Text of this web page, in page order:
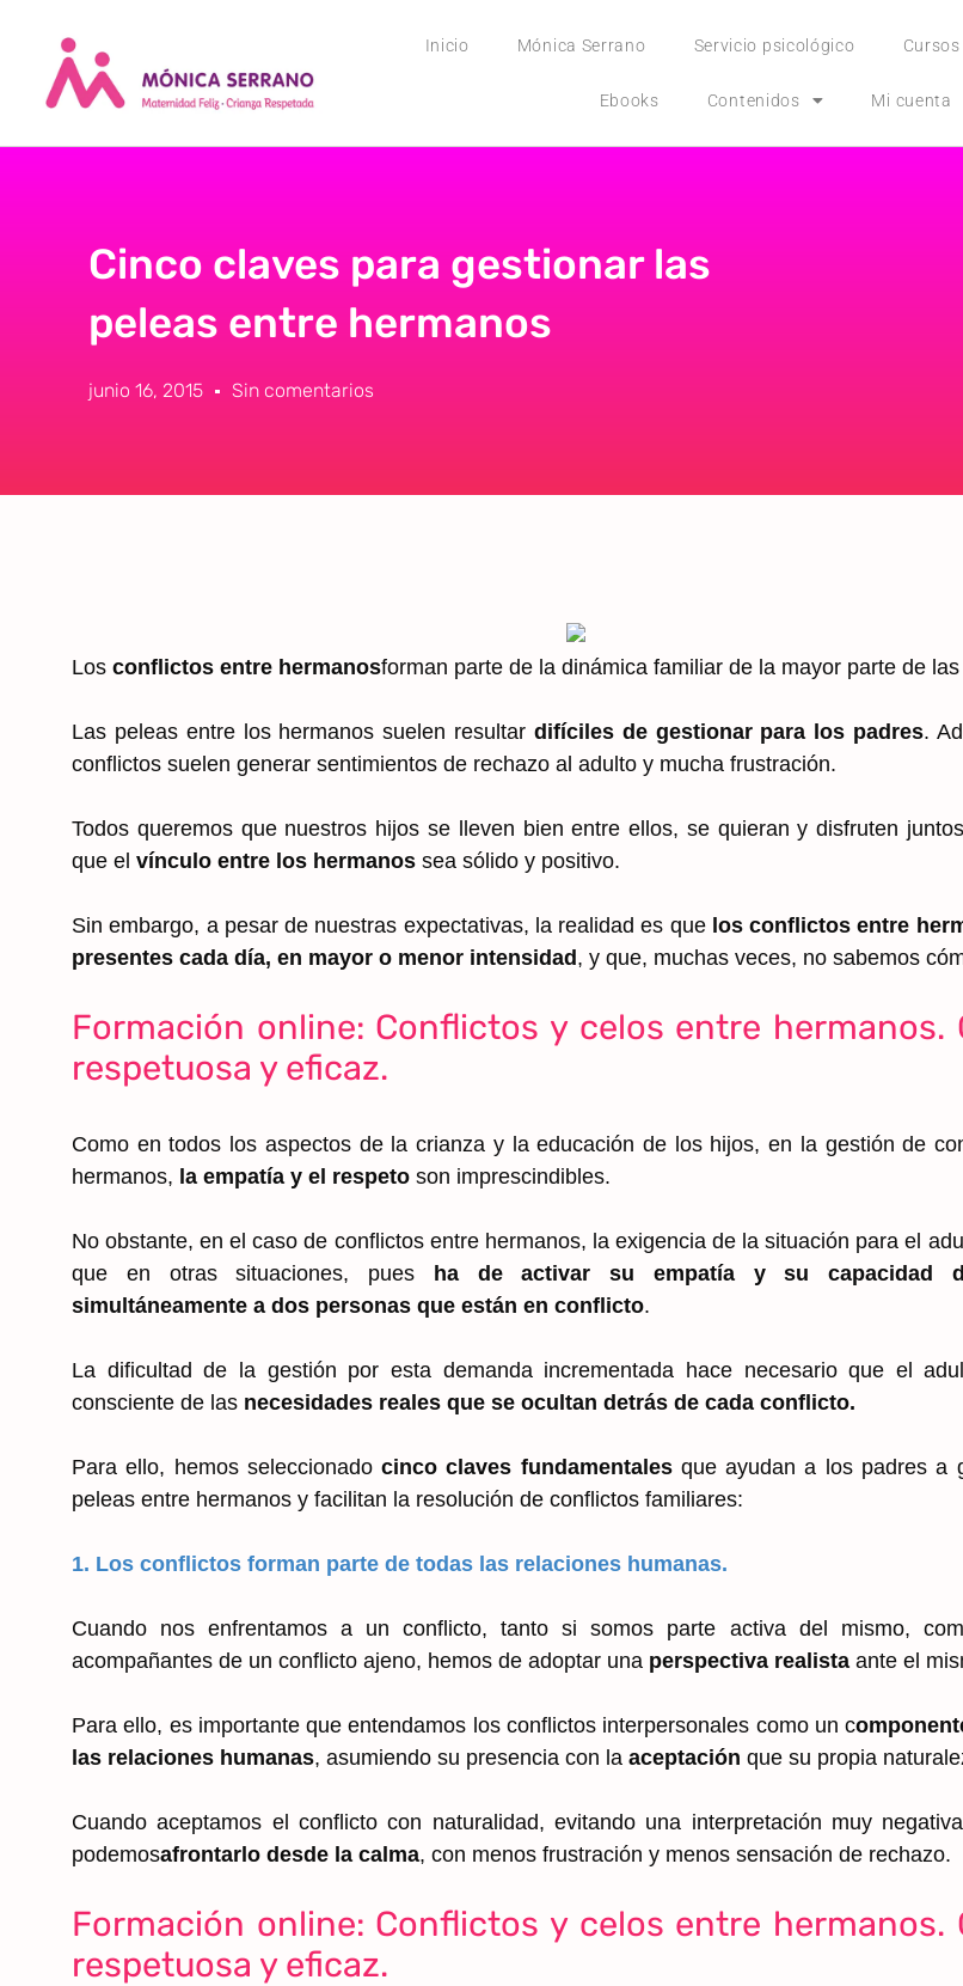
Inicio Mónica Serrano Servicio psicológico
Ebooks Contenidos Mi cuenta
Cinco claves para gestionar las
peleas entre hermanos
junio 16, 2015 Sin comentarios
Los conflictos entre hermanosforman parte de la dinámica familiar de la mayor parte de
Las peleas entre los hermanos suelen resultar difíciles de gestionar para los padres.
conflictos suelen generar sentimientos de rechazo al adulto y mucha frustración.
Todos queremos que nuestros hijos se lleven bien entre ellos, se quieran y disfruten
que el vínculo entre los hermanos sea sólido y positivo.
Sin embargo, a pesar de nuestras expectativas, la realidad es que los conflictos entre
presentes cada día, en mayor o menor intensidad, y que, muchas veces, no sabemos
Formación online: Conflictos y celos entre hermanos.
respetuosa y eficaz.
Como en todos los aspectos de la crianza y la educación de los hijos, en la gestión de
hermanos, la empatía y el respeto son imprescindibles.
No obstante, en el caso de conflictos entre hermanos, la exigencia de la situación para el
que en otras situaciones, pues ha de activar su empatía y su capacidad
simultáneamente a dos personas que están en conflicto.
La dificultad de la gestión por esta demanda incrementada hace necesario que el
consciente de las necesidades reales que se ocultan detrás de cada conflicto.
Para ello, hemos seleccionadocinco claves fundamentalesque ayudan a los padres a
peleas entre hermanos y facilitan la resolución de conflictos familiares:
1. Los conflictos forman parte de todas las relaciones humanas.
Cuando nos enfrentamos a un conflicto, tanto si somos parte activa del mismo,
acompañantes de un conflicto ajeno, hemos de adoptar una perspectiva realista ante el
Para ello, es importante que entendamos los conflictos interpersonales como un c
las relaciones humanas, asumiendo su presencia con la aceptación que su propia
Cuando aceptamos el conflicto con naturalidad, evitando una interpretación muy
podemosafrontarlo desde la calma, con menos frustración y menos sensación de rechazo.
Formación online: Conflictos y celos entre hermanos.
respetuosa y eficaz.